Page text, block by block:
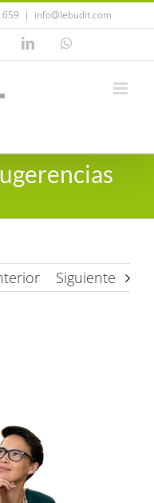
| info@lebudit.com
Tiktok LinkedInWhatsApp
Siguiente